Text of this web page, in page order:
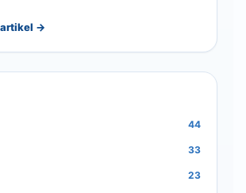
artikel →
44
33
23